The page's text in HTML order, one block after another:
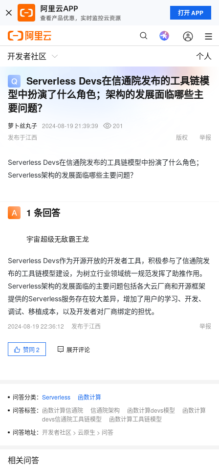
打开 APP
开发者社区 个人
Serverless Devs在信通院发布的工具链模
型中扮演了什么角色；架构的发展面临哪些主
要问题？
萝卜丝丸子 2024-08-19 21:39:39
201
发布于江西
举报
版权
Serverless Devs在信通院发布的工具链模型中扮演了什么角色；
Serverless架构的发展面临哪些主要问题？
1 条回答
宇宙超级无敌霸王龙
Serverless Devs作为开源开放的开发者工具，积极参与了信通院发
布的工具链模型建设，为树立行业领域统一规范发挥了助推作用。
Serverless架构的发展面临的主要问题包括各大云厂商和开源框架
提供的Serverless服务存在较大差异，增加了用户的学习、开发、
调试、移植成本，以及开发者对厂商绑定的担忧。
2024-08-19 22:36:12
发布于江西 举报
赞同 2 展开评论
问答分类： Serverless
函数计算
问答标签： 函数计算信通院 信通院架构 函数计算devs模型
函数计算
devs信通院工具链模型
函数计算工具链模型
问答地址： 开发者社区 > 云原生 > 问答
相关问答